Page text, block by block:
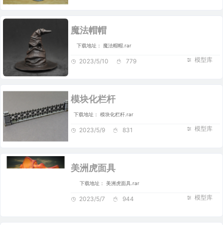
魔法帽帽
下载地址： 魔法帽帽.rar
模型库
2023/5/10 779
模块化栏杆
下载地址： 模块化栏杆.rar
模型库
2023/5/9 831
美洲虎面具
下载地址： 美洲虎面具.rar
模型库
2023/5/7 944